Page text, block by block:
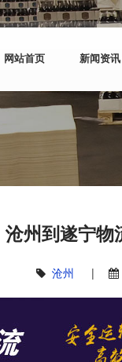
网站首页 新闻资讯
沧州到遂宁物
沧州 |